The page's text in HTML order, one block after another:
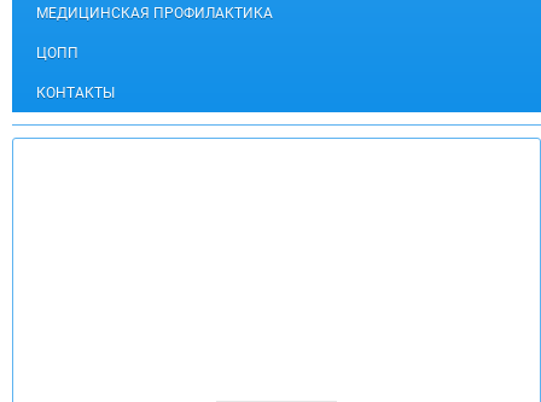
МЕДИЦИНСКАЯ ПРОФИЛАКТИКА
ЦОПП
КОНТАКТЫ